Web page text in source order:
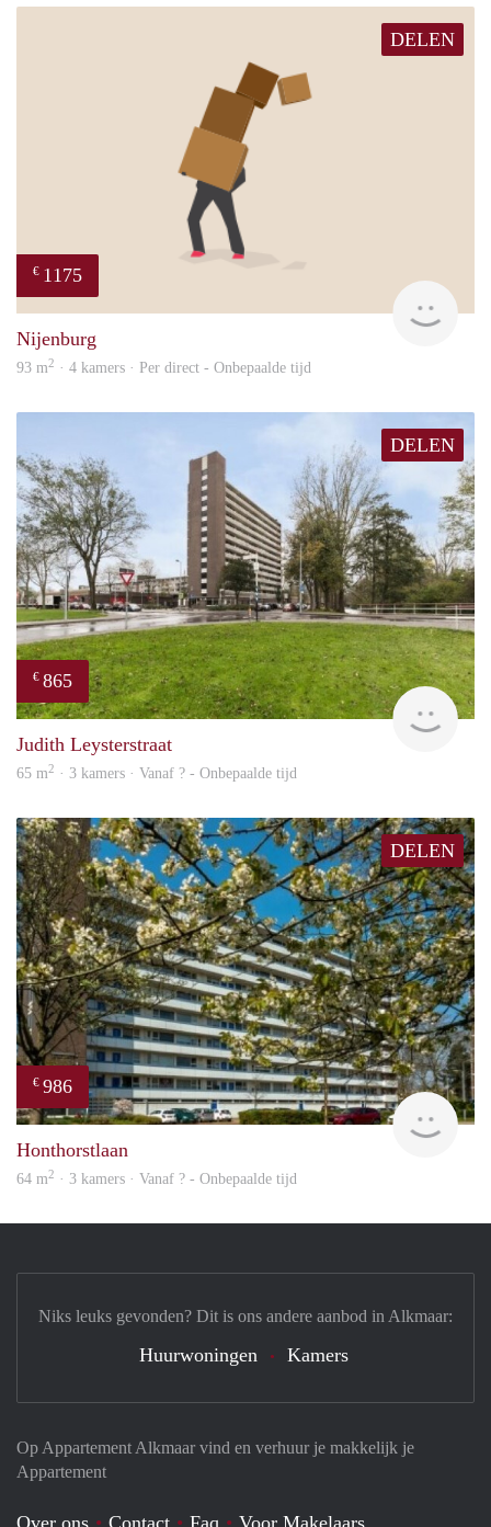
DELEN
€ 1175
Nijenburg
93 m2 · 4 kamers · Per direct - Onbepaalde tijd
DELEN
€ 865
rent
Judith Leysterstraat
65 m2 · 3 kamers · Vanaf ? - Onbepaalde tijd
DELEN
€ 986
Honthorstlaan
64 m2 · 3 kamers · Vanaf ? - Onbepaalde tijd
Op Appartement Alkmaar vind en verhuur je makkelijk je
Appartement
Over ons Contact Faq Voor Makelaars
Niks leuks gevonden? Dit is ons andere aanbod in Alkmaar:
Huurwoningen Kamers